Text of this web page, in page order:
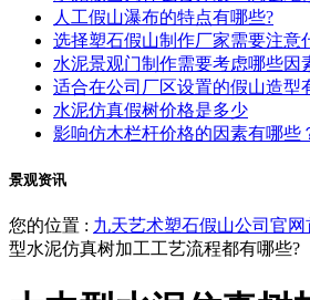
人工假山瀑布的特点有哪些?
选择塑石假山制作厂家需要注意
水泥景观门制作需要考虑哪些因
适合在公司厂区设置的假山造型
水泥仿真假树价格是多少
影响仿木栏杆价格的因素有哪些
景观资讯
您的位置 : 九天艺术塑石假山公司官网
型水泥仿真树加工工艺流程都有哪些?